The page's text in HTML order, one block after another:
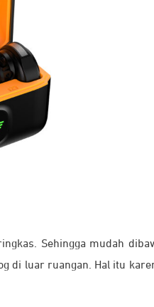
Sehingga mudah
di luar ruangan. Hal itu